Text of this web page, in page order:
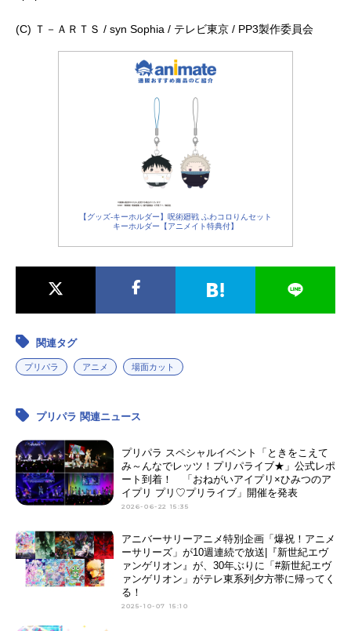
(C) Ｔ－ＡＲＴＳ / syn Sophia / テレビ東京 / PP3製作委員会
【グッズ-キーホルダー】呪術廻戦 ふわコロりんセット
キーホルダー【アニメイト特典付】
関連タグ
プリパラ アニメ 場面カット
プリパラ 関連ニュース
プリパラ スペシャルイベント「ときをこえて
み～んなでレッツ！プリパライブ★」公式レポ
ート到着！ 「おねがいアイプリ×ひみつのア
イプリ プリ♡プリライブ」開催を発表
2026-06-22 15:35
アニバーサリーアニメ特別企画「爆祝！アニメ
ーサリーズ」が10週連続で放送|『新世紀エヴ
ァンゲリオン』が、30年ぶりに「#新世紀エヴ
ァンゲリオン」がテレ東系列夕方帯に帰ってく
る！
2025-10-07 15:10